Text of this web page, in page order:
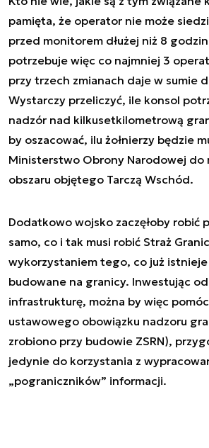
pamięta, że operator nie może
przed monitorem dłużej niż 8
potrzebuje więc co najmniej 3
przy trzech zmianach daje w sumie
Wystarczy przeliczyć, ile konsol
nadzór nad kilkusetkilometrową
by oszacować, ilu żołnierzy będzie
Ministerstwo Obrony Narodowej do
obszaru objętego Tarczą Wschód.
Dodatkowo wojsko zaczęłoby robić
samo, co i tak musi robić Straż
wykorzystaniem tego, co już
budowane na granicy. Inwestując
infrastrukturę, można by więc
ustawowego obowiązku nadzoru
zrobiono przy budowie ZSRN),
jedynie do korzystania z
„pograniczników” informacji.